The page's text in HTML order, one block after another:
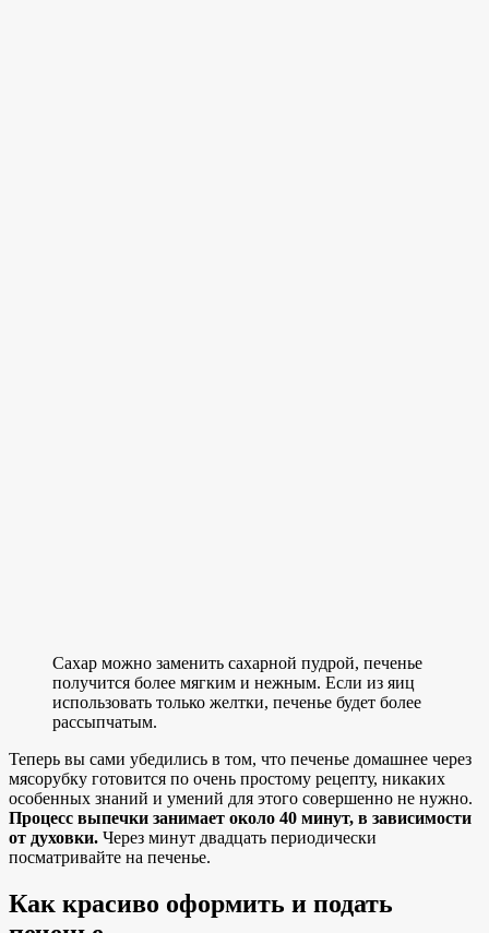
Сахар можно заменить сахарной пудрой, печенье
получится более мягким и нежным. Если из яиц
использовать только желтки, печенье будет более
рассыпчатым.
Теперь вы сами убедились в том, что печенье домашнее через
мясорубку готовится по очень простому рецепту, никаких
особенных знаний и умений для этого совершенно не нужно.
Процесс выпечки занимает около 40 минут, в зависимости
от духовки. Через минут двадцать периодически
посматривайте на печенье.
Как красиво оформить и подать